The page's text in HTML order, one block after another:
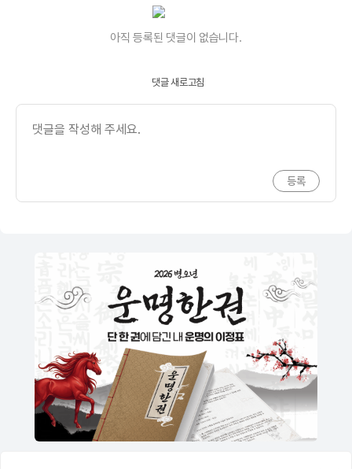
아직 등록된 댓글이 없습니다.
댓글 새로고침